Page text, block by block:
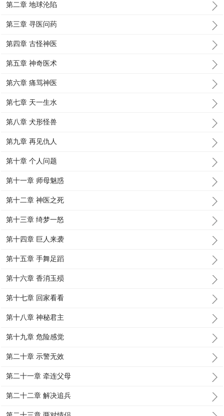
第二章 地球沦陷
第三章 寻医问药
第四章 古怪神医
第五章 神奇医术
第六章 痛骂神医
第七章 天一生水
第八章 犬形怪兽
第九章 再见仇人
第十章 个人问题
第十一章 师母魅惑
第十二章 神医之死
第十三章 绮梦一怒
第十四章 巨人来袭
第十五章 手舞足蹈
第十六章 香消玉殒
第十七章 回家看看
第十八章 神秘君主
第十九章 危险感觉
第二十章 示警无效
第二十一章 牵连父母
第二十二章 解决追兵